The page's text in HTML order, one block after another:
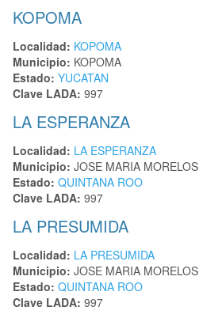
KOPOMA
Localidad: KOPOMA
Municipio: KOPOMA
Estado: YUCATAN
Clave LADA: 997
LA ESPERANZA
Localidad: LA ESPERANZA
Municipio: JOSE MARIA MORELOS
Estado: QUINTANA ROO
Clave LADA: 997
LA PRESUMIDA
Localidad: LA PRESUMIDA
Municipio: JOSE MARIA MORELOS
Estado: QUINTANA ROO
Clave LADA: 997